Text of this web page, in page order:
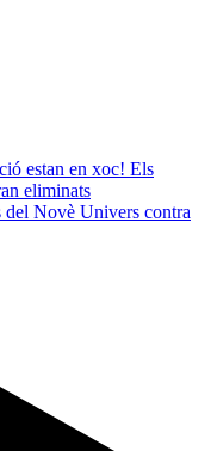
estan en xoc! Els
eliminats